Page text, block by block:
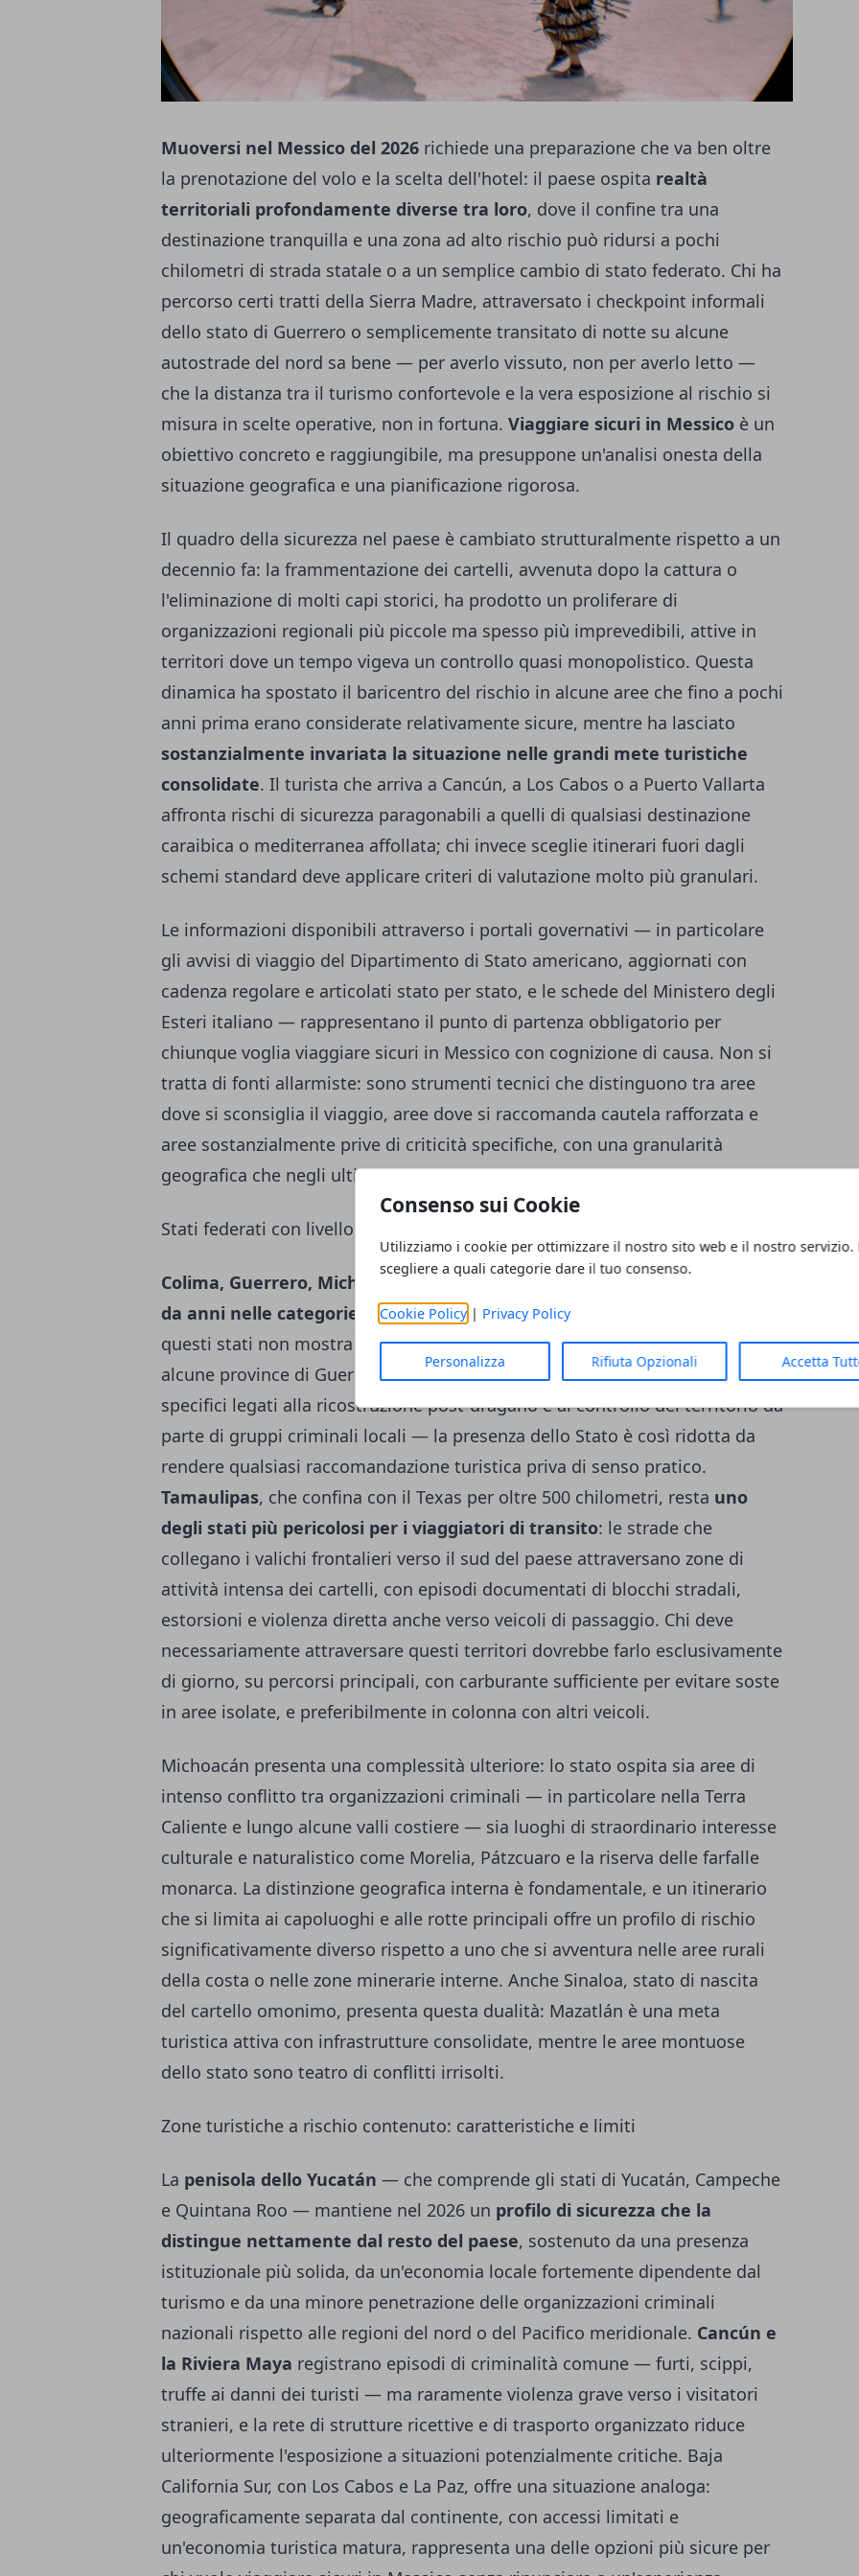
Consenso sui Cookie
Utilizziamo i cookie per ottimizzare il nostro sito web e il nostro servizio.
scegliere a quali categorie dare il tuo consenso.
Cookie Policy| Privacy Policy
Personalizza Rifiuta Opzionali Accetta
Muoversi nel Messico del 2026 richiede una preparazione che va ben oltre
la prenotazione del volo e la scelta dell'hotel: il paese ospita realtà
territoriali profondamente diverse tra loro, dove il confine tra una
destinazione tranquilla e una zona ad alto rischio può ridursi a pochi
chilometri di strada statale o a un semplice cambio di stato federato. Chi ha
percorso certi tratti della Sierra Madre, attraversato i checkpoint informali
dello stato di Guerrero o semplicemente transitato di notte su alcune
autostrade del nord sa bene — per averlo vissuto, non per averlo letto —
che la distanza tra il turismo confortevole e la vera esposizione al rischio si
misura in scelte operative, non in fortuna. Viaggiare sicuri in Messico è un
obiettivo concreto e raggiungibile, ma presuppone un'analisi onesta della
situazione geografica e una pianificazione rigorosa.
Il quadro della sicurezza nel paese è cambiato strutturalmente rispetto a un
decennio fa: la frammentazione dei cartelli, avvenuta dopo la cattura o
l'eliminazione di molti capi storici, ha prodotto un proliferare di
organizzazioni regionali più piccole ma spesso più imprevedibili, attive in
territori dove un tempo vigeva un controllo quasi monopolistico. Questa
dinamica ha spostato il baricentro del rischio in alcune aree che fino a pochi
anni prima erano considerate relativamente sicure, mentre ha lasciato
sostanzialmente invariata la situazione nelle grandi mete turistiche
consolidate. Il turista che arriva a Cancún, a Los Cabos o a Puerto Vallarta
affronta rischi di sicurezza paragonabili a quelli di qualsiasi destinazione
caraibica o mediterranea affollata; chi invece sceglie itinerari fuori dagli
schemi standard deve applicare criteri di valutazione molto più granulari.
Le informazioni disponibili attraverso i portali governativi — in particolare
gli avvisi di viaggio del Dipartimento di Stato americano, aggiornati con
cadenza regolare e articolati stato per stato, e le schede del Ministero degli
Esteri italiano — rappresentano il punto di partenza obbligatorio per
chiunque voglia viaggiare sicuri in Messico con cognizione di causa. Non si
tratta di fonti allarmiste: sono strumenti tecnici che distinguono tra aree
dove si sconsiglia il viaggio, aree dove si raccomanda cautela rafforzata e
aree sostanzialmente prive di criticità specifiche, con una granularità
geografica che negli ultimi aggiornamenti è diventata sempre più precisa.
Stati federati con livello di rischio elevato nel 2026
Colima, Guerrero, Michoacán, Sinaloa, Tamaulipas e Zacatecas figurano
da anni nelle categorie di massima allerta, e nel 2026 la situazione in
questi stati non mostra segnali di normalizzazione strutturale; anzi, in
alcune province di Guerrero — al di fuori di Acapulco, che ha i suoi problemi
specifici legati alla ricostruzione post-uragano e al controllo del territorio da
parte di gruppi criminali locali — la presenza dello Stato è così ridotta da
rendere qualsiasi raccomandazione turistica priva di senso pratico.
Tamaulipas, che confina con il Texas per oltre 500 chilometri, resta uno
degli stati più pericolosi per i viaggiatori di transito: le strade che
collegano i valichi frontalieri verso il sud del paese attraversano zone di
attività intensa dei cartelli, con episodi documentati di blocchi stradali,
estorsioni e violenza diretta anche verso veicoli di passaggio. Chi deve
necessariamente attraversare questi territori dovrebbe farlo esclusivamente
di giorno, su percorsi principali, con carburante sufficiente per evitare soste
in aree isolate, e preferibilmente in colonna con altri veicoli.
Michoacán presenta una complessità ulteriore: lo stato ospita sia aree di
intenso conflitto tra organizzazioni criminali — in particolare nella Terra
Caliente e lungo alcune valli costiere — sia luoghi di straordinario interesse
culturale e naturalistico come Morelia, Pátzcuaro e la riserva delle farfalle
monarca. La distinzione geografica interna è fondamentale, e un itinerario
che si limita ai capoluoghi e alle rotte principali offre un profilo di rischio
significativamente diverso rispetto a uno che si avventura nelle aree rurali
della costa o nelle zone minerarie interne. Anche Sinaloa, stato di nascita
del cartello omonimo, presenta questa dualità: Mazatlán è una meta
turistica attiva con infrastrutture consolidate, mentre le aree montuose
dello stato sono teatro di conflitti irrisolti.
Zone turistiche a rischio contenuto: caratteristiche e limiti
La penisola dello Yucatán — che comprende gli stati di Yucatán, Campeche
e Quintana Roo — mantiene nel 2026 un profilo di sicurezza che la
distingue nettamente dal resto del paese, sostenuto da una presenza
istituzionale più solida, da un'economia locale fortemente dipendente dal
turismo e da una minore penetrazione delle organizzazioni criminali
nazionali rispetto alle regioni del nord o del Pacifico meridionale. Cancún e
la Riviera Maya registrano episodi di criminalità comune — furti, scippi,
truffe ai danni dei turisti — ma raramente violenza grave verso i visitatori
stranieri, e la rete di strutture ricettive e di trasporto organizzato riduce
ulteriormente l'esposizione a situazioni potenzialmente critiche. Baja
California Sur, con Los Cabos e La Paz, offre una situazione analoga:
geograficamente separata dal continente, con accessi limitati e
un'economia turistica matura, rappresenta una delle opzioni più sicure per